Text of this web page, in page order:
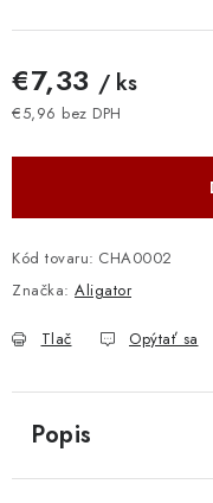
Obchodné podmienky
€7,33 / ks
€5,96 bez DPH
Kód tovaru: CHA0002
Značka: Aligator
Tlač Opýtať sa
Popis